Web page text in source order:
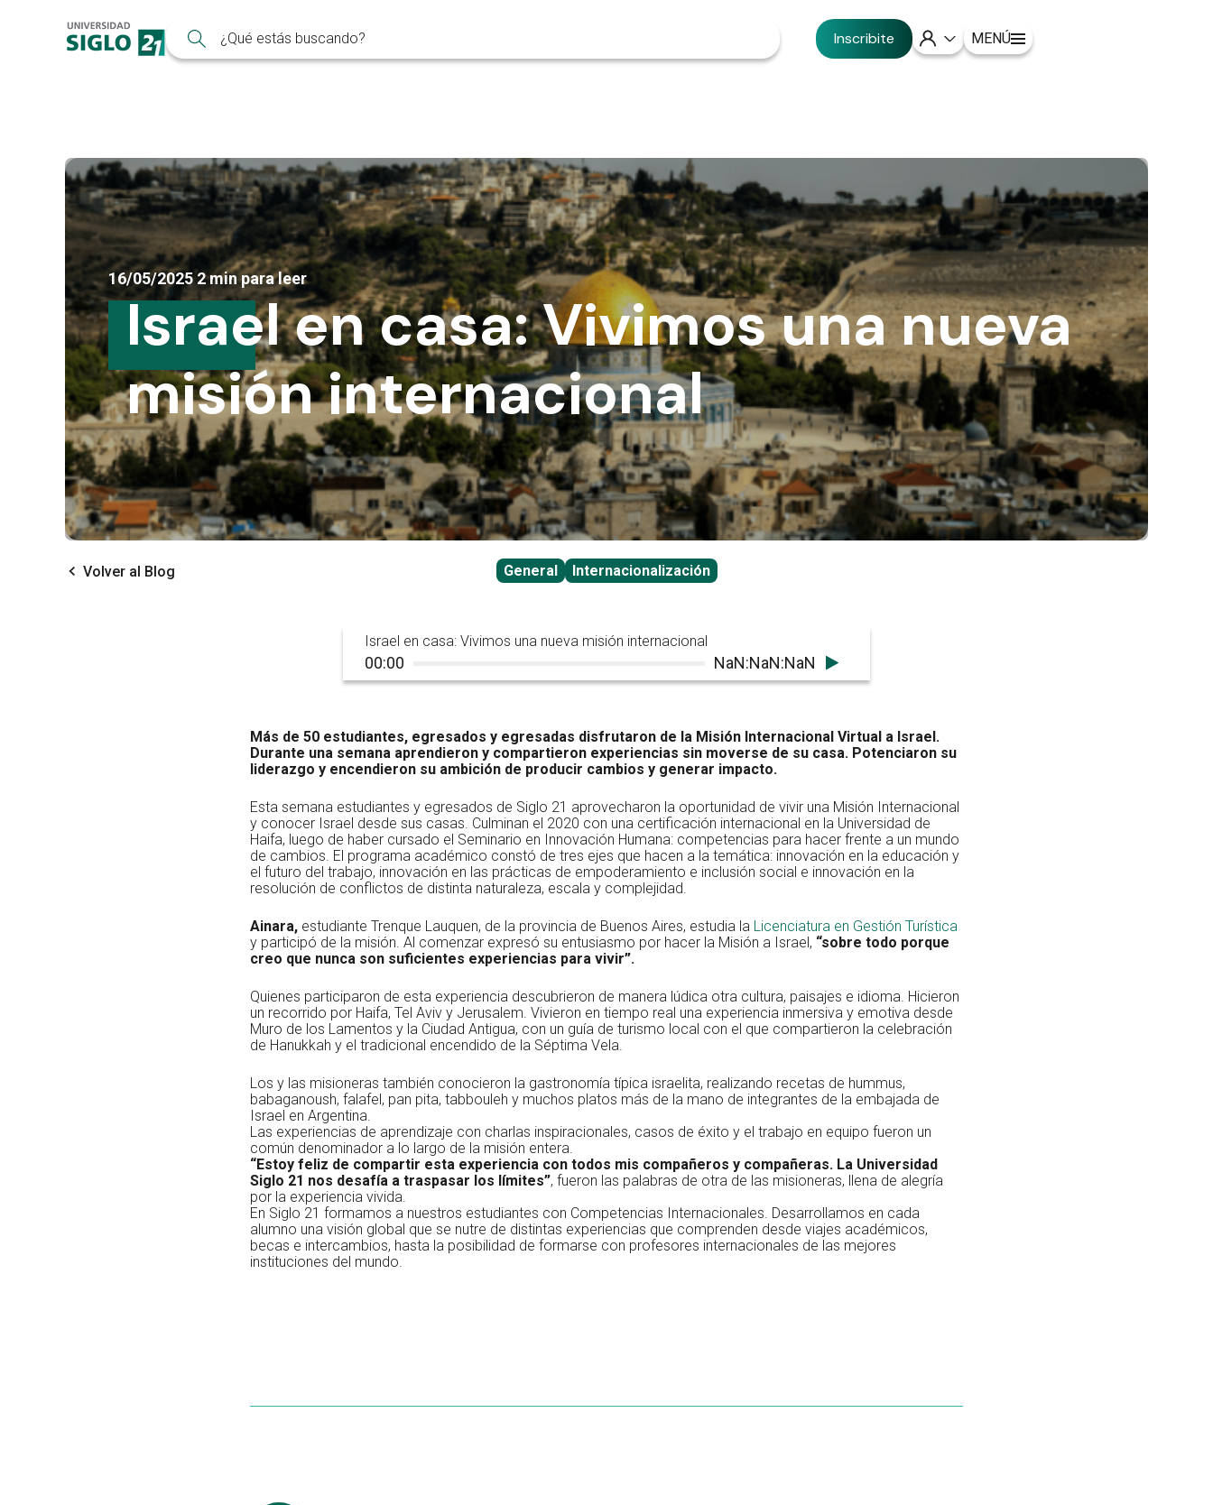
Inscribite MENÚ
16/05/20252 min para leer
Israel en casa: Vivimos una nueva
misión internacional
Volver al Blog General Internacionalización
Israel en casa: Vivimos una nueva misión internacional
00:00 NaN:NaN:NaN
Más de 50 estudiantes, egresados y egresadas disfrutaron de la Misión Internacional Virtual a Israel.
Durante una semana aprendieron y compartieron experiencias sin moverse de su casa. Potenciaron su
liderazgo y encendieron su ambición de producir cambios y generar impacto.
Esta semana estudiantes y egresados de Siglo 21 aprovecharon la oportunidad de vivir una Misión Internacional
y conocer Israel desde sus casas. Culminan el 2020 con una certificación internacional en la Universidad de
Haifa, luego de haber cursado el Seminario en Innovación Humana: competencias para hacer frente a un mundo
de cambios. El programa académico constó de tres ejes que hacen a la temática: innovación en la educación y
el futuro del trabajo, innovación en las prácticas de empoderamiento e inclusión social e innovación en la
resolución de conflictos de distinta naturaleza, escala y complejidad.
Ainara, estudiante Trenque Lauquen, de la provincia de Buenos Aires, estudia la Licenciatura en Gestión Turística
y participó de la misión. Al comenzar expresó su entusiasmo por hacer la Misión a Israel, “sobre todo porque
creo que nunca son suficientes experiencias para vivir”.
Quienes participaron de esta experiencia descubrieron de manera lúdica otra cultura, paisajes e idioma. Hicieron
un recorrido por Haifa, Tel Aviv y Jerusalem. Vivieron en tiempo real una experiencia inmersiva y emotiva desde
Muro de los Lamentos y la Ciudad Antigua, con un guía de turismo local con el que compartieron la celebración
de Hanukkah y el tradicional encendido de la Séptima Vela.
Los y las misioneras también conocieron la gastronomía típica israelita, realizando recetas de hummus,
babaganoush, falafel, pan pita, tabbouleh y muchos platos más de la mano de integrantes de la embajada de
Israel en Argentina.
Las experiencias de aprendizaje con charlas inspiracionales, casos de éxito y el trabajo en equipo fueron un
común denominador a lo largo de la misión entera.
“Estoy feliz de compartir esta experiencia con todos mis compañeros y compañeras. La Universidad
Siglo 21 nos desafía a traspasar los límites”, fueron las palabras de otra de las misioneras, llena de alegría
por la experiencia vivida.
En Siglo 21 formamos a nuestros estudiantes con Competencias Internacionales. Desarrollamos en cada
alumno una visión global que se nutre de distintas experiencias que comprenden desde viajes académicos,
becas e intercambios, hasta la posibilidad de formarse con profesores internacionales de las mejores
instituciones del mundo.